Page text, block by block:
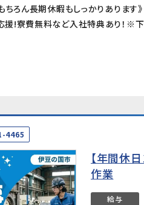
ろん長期休暇もしっかりあります》
援!寮費無料など入社特典あり！※下
4465
【年間休
作業
給与